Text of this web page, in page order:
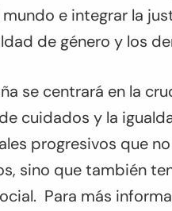
e integrar la
de género y los
se centrará en la
cuidados y la
progresivos que
sino que también
Para más